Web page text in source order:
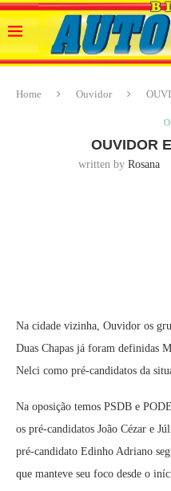
Home Ouvidor
OUVIDOR
written by Rosana
Na cidade vizinha, Ouvidor os
Duas Chapas já foram definidas
Nelci como pré-candidatos da
Na oposição temos PSDB e
os pré-candidatos João Cézar e
pré-candidato Edinho Adriano
que manteve seu foco desde o